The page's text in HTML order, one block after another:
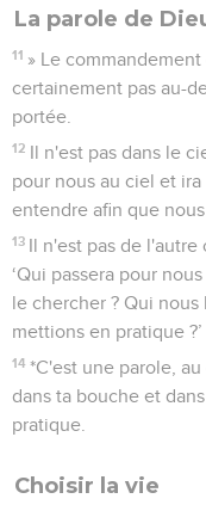
La parole de
11 » Le
certainement pas au-
portée.
12 Il n'est pas dans le
pour nous au ciel et
entendre afin que
13 Il n'est pas de l'autre
‘Qui passera pour
le chercher ? Qui
mettions en pratique ?’
14 *C'est une parole,
dans ta bouche et
pratique.
Choisir la vie